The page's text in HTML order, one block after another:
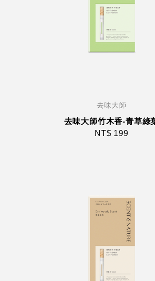
去味大師
去味大師竹木香-青草綠
NT$ 199